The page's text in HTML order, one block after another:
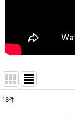
18件